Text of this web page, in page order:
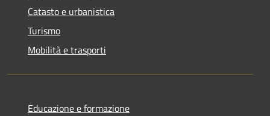
Catasto e urbanistica
Turismo
Mobilità e trasporti
Educazione e formazione